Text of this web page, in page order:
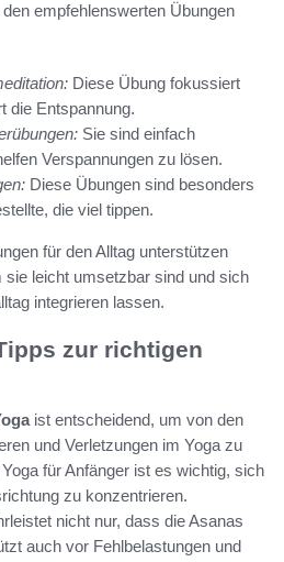
empfehlenswerten Übungen
Diese Übung fokussiert
die Entspannung.
Sie sind einfach
Verspannungen zu lösen.
Diese Übungen sind besonders
die viel tippen.
für den Alltag unterstützen
sie leicht umsetzbar sind und sich
integrieren lassen.
zur richtigen
ist entscheidend, um von den
und Verletzungen im Yoga zu
für Anfänger ist es wichtig, sich
zu konzentrieren.
nicht nur, dass die Asanas
auch vor Fehlbelastungen und